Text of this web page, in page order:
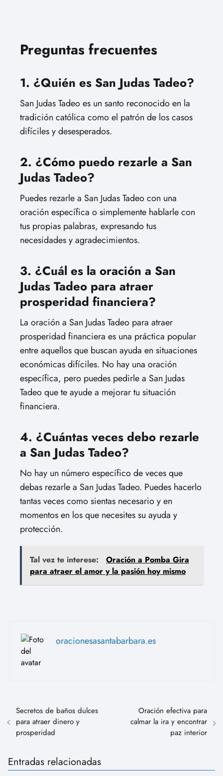
Preguntas frecuentes
1. ¿Quién es San Judas Tadeo?
San Judas Tadeo es un santo reconocido en la
tradición católica como el patrón de los casos
difíciles y desesperados.
2. ¿Cómo puedo rezarle a San
Judas Tadeo?
Puedes rezarle a San Judas Tadeo con una
oración específica o simplemente hablarle con
tus propias palabras, expresando tus
necesidades y agradecimientos.
3. ¿Cuál es la oración a San
Judas Tadeo para atraer
prosperidad financiera?
La oración a San Judas Tadeo para atraer
prosperidad financiera es una práctica popular
entre aquellos que buscan ayuda en situaciones
económicas difíciles. No hay una oración
específica, pero puedes pedirle a San Judas
Tadeo que te ayude a mejorar tu situación
financiera.
4. ¿Cuántas veces debo rezarle
a San Judas Tadeo?
No hay un número específico de veces que
debas rezarle a San Judas Tadeo. Puedes hacerlo
tantas veces como sientas necesario y en
momentos en los que necesites su ayuda y
protección.
Tal vez te interese:
Oración a Pomba Gira
para atraer el amor y la pasión hoy mismo
oracionesasantabarbara.es
Secretos de baños dulces
para atraer dinero y
prosperidad
Oración efectiva para
calmar la ira y encontrar
paz interior
Entradas relacionadas